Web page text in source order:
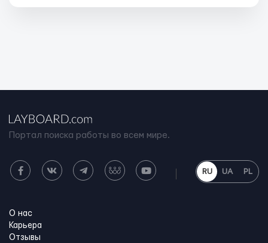
Портал поиска работы во всем мире.
RU UA PL
О нас
Карьера
Отзывы